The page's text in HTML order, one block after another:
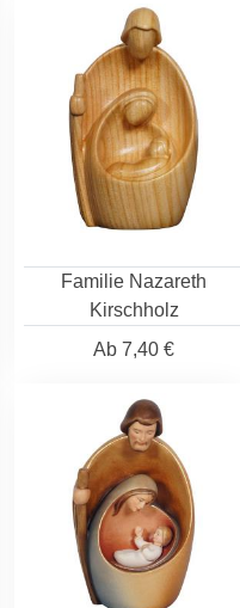
Familie Nazareth
Kirschholz
Ab 7,40 €